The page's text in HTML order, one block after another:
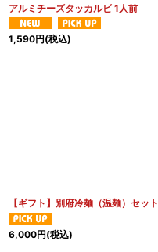
アルミチーズタッカルビ 1人前
1,590円(税込)
【ギフト】別府冷麺（温麺）セット
6,000円(税込)